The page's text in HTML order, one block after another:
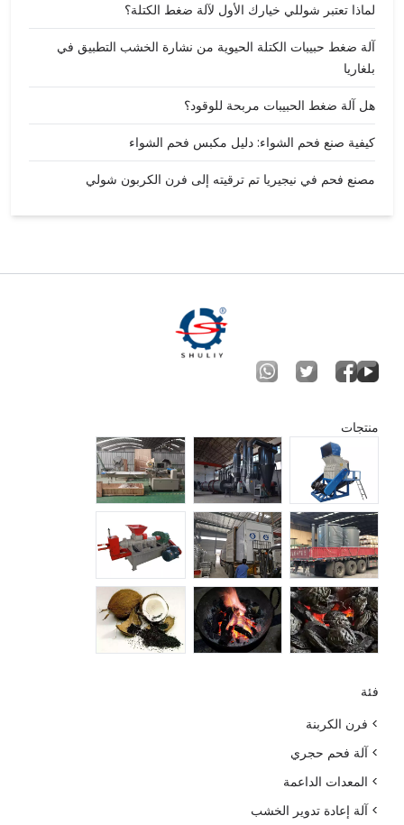
لماذا تعتبر شوللي خيارك الأول لآلة ضغط الكتلة؟
آلة ضغط حبيبات الكتلة الحيوية من نشارة الخشب التطبيق في
بلغاريا
هل آلة ضغط الحبيبات مربحة للوقود؟
كيفية صنع فحم الشواء: دليل مكبس فحم الشواء
مصنع فحم في نيجيريا تم ترقيته إلى فرن الكربون شولي
منتجات
فئة
> فرن الكربنة
> آلة فحم حجري
> المعدات الداعمة
> آلة إعادة تدوير الخشب